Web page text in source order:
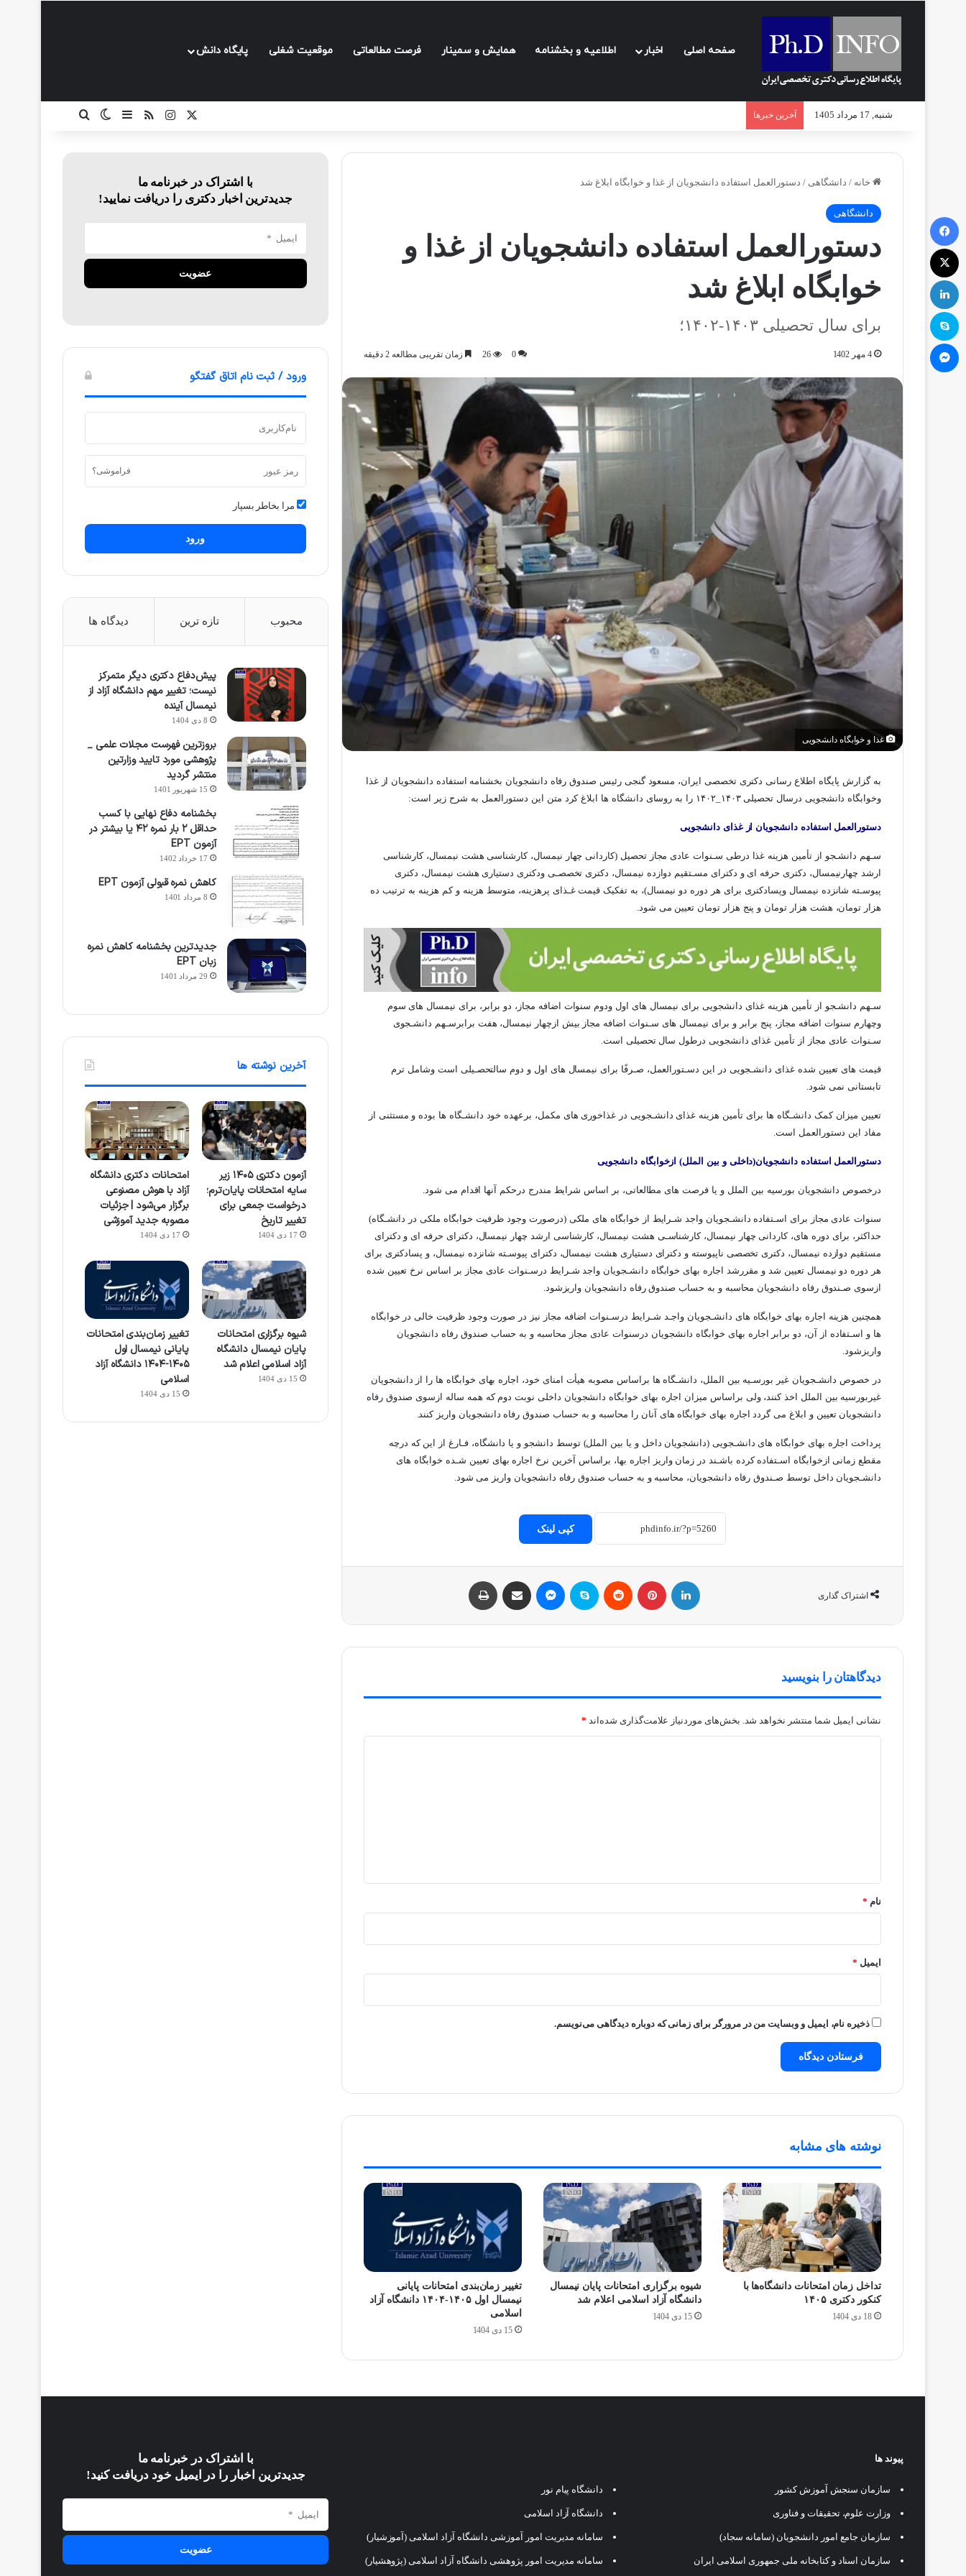
صفحه اصلی اخبار اطلاعیه و بخشنامه‌ همایش و سمینار فرصت مطالعاتی موقعیت شغلی پایگاه دانش
شنبه, 17 مرداد 1405 آخرین خبرها ایکساینستاگرام
خوراکسایدبارتغییر پوسته
خانه / دانشگاهی / دستورالعمل استفاده دانشجویان از غذا و خوابگاه ابلاغ شد
دانشگاهی
دستورالعمل استفاده دانشجویان از غذا و
خوابگاه ابلاغ شد
برای سال تحصیلی ۱۴۰۳-۱۴۰۲؛
4 مهر 1402 0
26 زمان تقریبی مطالعه 2 دقیقه
غذا و خوابگاه دانشجویی
به گزارش پایگاه اطلاع رسانی دکتری تخصصی ایران، مسعود گنجی رئیس صندوق رفاه دانشجویان بخشنامه استفاده دانشجویان از غذا
وخوابگاه دانشجویی درسال تحصیلی ۱۴۰۳_۱۴۰۲ را به روسای دانشگاه ها ابلاغ کرد متن این دستورالعمل به شرح زیر است:
دستورالعمل استفاده دانشجویان از غذای دانشجویی
سـهم دانشـجو از تأمین هزینه غذا درطی سـنوات عادی مجاز تحصیل (کاردانی چهار نیمسال، کارشناسی هشت نیمسال، کارشناسی
ارشد چهارنیمسال، دکتری حرفه ای و دکترای مسـتقیم دوازده نیمسال، دکتری تخصصـی ودکتری دستیاری هشت نیمسال، دکتری
پیوسـته شانزده نیمسال وپسادکتری برای هر دوره دو نیمسال)، به تفکیک قیمت غـذای پرهزینه، متوسط هزینه و کم هزینه به ترتیب ده
هزار تومان، هشت هزار تومان و پنج هزار تومان تعیین می شود.
سـهم دانشـجو از تأمین هزینه غذای دانشجویی برای نیمسال های اول ودوم سنوات اضافه مجاز، دو برابر، برای نیمسال های سوم
وچهارم سنوات اضافه مجاز، پنج برابر و برای نیمسال های سـنوات اضافه مجاز بیش ازچهار نیمسال، هفت برابرسـهم دانشـجوی
سـنوات عادی مجاز از تأمین غذای دانشجویی درطول سال تحصیلی است.
قیمت های تعیین شده غذای دانشـجویی در این دسـتورالعمل، صـرفًا برای نیمسال های اول و دوم سالتحصـیلی است وشامل ترم
تابستانی نمی شود.
تعیین میزان کمک دانشـگاه ها برای تأمین هزینه غذای دانشـجویی در غذاخوری های مکمل، برعهده خود دانشـگاه ها بوده و مستثنی از
مفاد این دستورالعمل است.
دستورالعمل استفاده دانشجویان(داخلی و بین الملل) ازخوابگاه دانشجویی
درخصوص دانشجویان بورسیه بین الملل و یا فرصت های مطالعاتی، بر اساس شرایط مندرج درحکم آنها اقدام می شود.
سنوات عادی مجاز برای اسـتفاده دانشـجویان واجد شـرایط از خوابگاه های ملکی (درصورت وجود ظرفیت خوابگاه ملکی در دانشـگاه)
حداکثر، برای دوره های، کاردانی چهار نیمسال، کارشناسـی هشت نیمسال، کارشناسی ارشد چهار نیمسال، دکترای حرفه ای و دکترای
مستقیم دوازده نیمسال، دکتری تخصصی ناپیوسته و دکترای دستیاری هشت نیمسال، دکترای پیوسـته شانزده نیمسال، و پسادکتری برای
هر دوره دو نیمسال تعیین شد و مقررشد اجاره بهای خوابگاه دانشـجویان واجد شـرایط درسـنوات عادی مجاز بر اساس نرخ تعیین شده
ازسوی صـندوق رفاه دانشجویان محاسبه و به حساب صندوق رفاه دانشجویان واریزشود.
همچنین هزینه اجاره بهای خوابگاه های دانشـجویان واجـد شـرایط درسـنوات اضافه مجاز نیز در صورت وجود ظرفیت خالی در خوابگاه
ها و اسـتفاده از آن، دو برابر اجاره بهای خوابگاه دانشجویان درسنوات عادی مجاز محاسبه و به حساب صندوق رفاه دانشجویان
واریزشود.
در خصوص دانشـجویان غیر بورسـیه بین الملل، دانشـگاه ها براساس مصوبه هیأت امنای خود، اجاره بهای خوابگاه ها را از دانشجویان
غیربورسیه بین الملل اخذ کنند، ولی براساس میزان اجاره بهای خوابگاه دانشجویان داخلی نوبت دوم که همه ساله ازسوی صندوق رفاه
دانشجویان تعیین و ابلاغ می گردد اجاره بهای خوابگاه های آنان را محاسبه و به حساب صندوق رفاه دانشجویان واریز کنند.
پرداخت اجاره بهای خوابگاه های دانشـجویی (دانشجویان داخل و یا بین الملل) توسط دانشجو و یا دانشگاه، فـارغ از این که درچه
مقطع زمانی ازخوابگاه اسـتفاده کرده باشـند در زمان واریز اجاره بها، براساس آخرین نرخ اجاره بهای تعیین شـده خوابگاه های
دانشـجویان داخل توسط صـندوق رفاه دانشجویان، محاسبه و به حساب صندوق رفاه دانشجویان واریز می شود.
کپی لینک
اشتراک گذاری
دیدگاهتان را بنویسید
نشانی ایمیل شما منتشر نخواهد شد. بخش‌های موردنیاز علامت‌گذاری شده‌اند *
نام *
ایمیل *
ذخیره نام، ایمیل و وبسایت من در مرورگر برای زمانی که دوباره دیدگاهی می‌نویسم.
نوشته های مشابه
تداخل زمان امتحانات دانشگاه‌ها با
کنکور دکتری ۱۴۰۵
18 دی 1404
شیوه برگزاری امتحانات پایان نیمسال
دانشگاه آزاد اسلامی اعلام شد
15 دی 1404
تغییر زمان‌بندی امتحانات پایانی
نیمسال اول ۱۴۰۵-۱۴۰۴ دانشگاه آزاد
اسلامی
15 دی 1404
با اشتراک در خبرنامه ما
جدیدترین اخبار دکتری را دریافت نمایید!
ورود / ثبت نام اتاق گفتگو
فراموشی؟
مرا بخاطر بسپار
ورود
محبوب تازه ترین دیدگاه ها
پیش‌دفاع دکتری دیگر متمرکز
نیست؛ تغییر مهم دانشگاه آزاد از
نیمسال آینده
8 دی 1404
بروزترین فهرست مجلات علمی _
پژوهشی مورد تایید وزارتین
منتشر گردید
15 شهریور 1401
بخشنامه دفاع نهایی با کسب
حداقل ۲ بار نمره ۴۲ یا بیشتر در
آزمون EPT
17 خرداد 1402
کاهش نمره قبولی آزمون EPT
8 مرداد 1401
جدیدترین بخشنامه کاهش نمره
زبان EPT
29 مرداد 1401
آخرین نوشته ها
آزمون دکتری ۱۴۰۵ زیر
سایه امتحانات پایان‌ترم؛
درخواست جمعی برای
تغییر تاریخ
17 دی 1404
امتحانات دکتری دانشگاه
آزاد با هوش مصنوعی
برگزار می‌شود | جزئیات
مصوبه جدید آموزشی
17 دی 1404
شیوه برگزاری امتحانات
پایان نیمسال دانشگاه
آزاد اسلامی اعلام شد
15 دی 1404
تغییر زمان‌بندی امتحانات
پایانی نیمسال اول
۱۴۰۵-۱۴۰۴ دانشگاه آزاد
اسلامی
15 دی 1404
پیوند ها
سازمان سنجش آموزش کشور
وزارت علوم، تحقیقات و فناوری
سازمان جامع امور دانشجویان (سامانه سجاد)
سازمان اسناد و کتابخانه ملی جمهوری اسلامی ایران
دانشگاه پیام نور
دانشگاه آزاد اسلامی
سامانه مدیریت امور آموزشی دانشگاه آزاد اسلامی (آموزشیار)
سامانه مدیریت امور پژوهشی دانشگاه آزاد اسلامی (پژوهشیار)
با اشتراک در خبرنامه ما
جدیدترین اخبار را در ایمیل خود دریافت کنید!